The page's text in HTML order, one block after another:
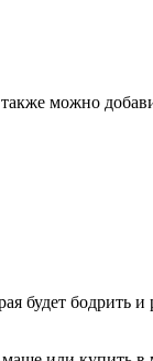
можно
будет бодрить и